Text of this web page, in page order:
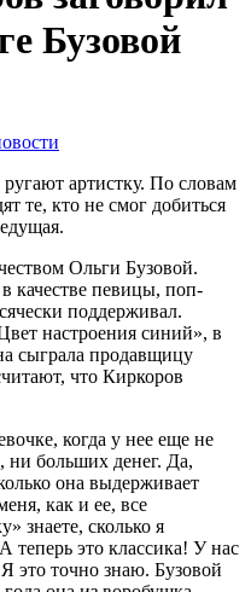
Бузовой
артистку. По словам
те, кто не смог добиться
Ольги Бузовой.
качестве певицы, поп-
поддерживал.
настроения синий», в
сыграла продавщицу
что Киркоров
когда у нее еще не
больших денег. Да,
она выдерживает
как и ее, все
знаете, сколько я
теперь это классика! У нас
это точно знаю. Бузовой